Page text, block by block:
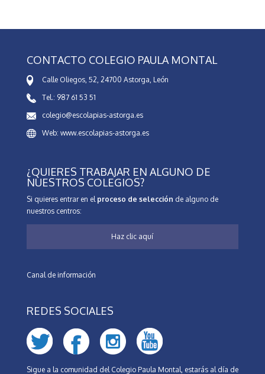
CONTACTO COLEGIO PAULA MONTAL
Calle Oliegos, 52, 24700 Astorga, León
Tel.: 987 61 53 51
colegio@escolapias-astorga.es
Web: www.escolapias-astorga.es
¿QUIERES TRABAJAR EN ALGUNO DE
NUESTROS COLEGIOS?
Si quieres entrar en el proceso de selección de alguno de
nuestros centros:
Haz clic aquí
Canal de información
REDES SOCIALES
Sigue a la comunidad del Colegio Paula Montal, estarás al día de